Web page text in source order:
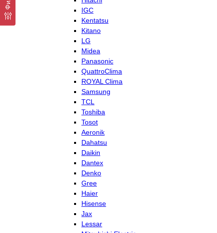
IGC
Kentatsu
Kitano
LG
Midea
Panasonic
QuattroClima
ROYAL Clima
Samsung
TCL
Toshiba
Tosot
Aeronik
Dahatsu
Daikin
Dantex
Denko
Gree
Haier
Hisense
Jax
Lessar